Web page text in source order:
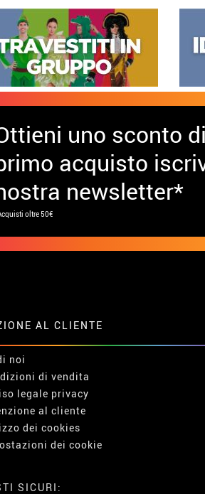
uno sconto
acquisto
newsletter*
oltre 50€
AL CLIENTE
noi
di vendita
legale privacy
al cliente
dei cookies
dei cookie
SICURI: